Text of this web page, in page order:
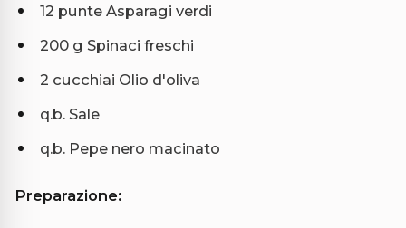
12 punte Asparagi verdi
200 g Spinaci freschi
2 cucchiai Olio d'oliva
q.b. Sale
q.b. Pepe nero macinato
Preparazione: